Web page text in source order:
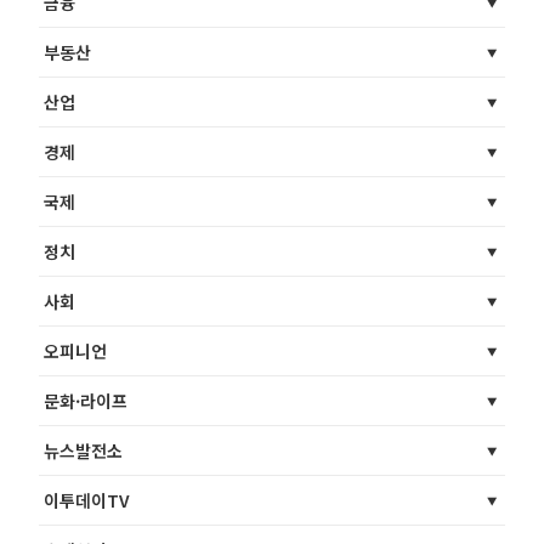
부동산
산업
경제
국제
정치
사회
오피니언
문화·라이프
뉴스발전소
이투데이TV